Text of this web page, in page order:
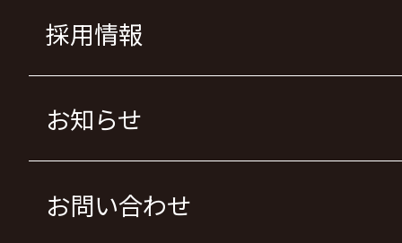
採用情報
お知らせ
お問い合わせ